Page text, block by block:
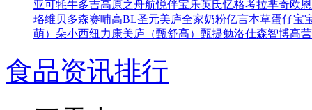
亚可牦牛多吉高原之舟航悦伴宝乐英氏忆格考拉芈奇欧
珞维贝多森赛哺高BL圣元美庐全家奶粉亿言本草蛋仔宝
萌） 朵小西纽力康美庐（甄舒高） 甄提勉洛仕森智博高
食品资讯排行